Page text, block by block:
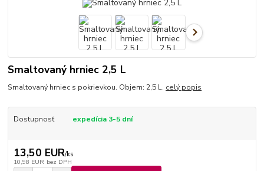
Smaltovaný hrniec 2,5 L
Smaltovaný hrniec s pokrievkou. Objem: 2,5 L. celý popis
Dostupnosť expedícia 3-5 dní
13,50 EUR/ks
10,98 EUR bez DPH